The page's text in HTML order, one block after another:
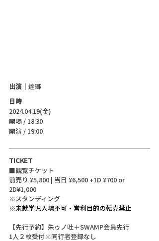
出演｜ 逹瑯
日時
2024.04.19(金)
開場 / 18:30
開演 / 19:00
TICKET
■観覧チケット
前売り ¥5,800 | 当日 ¥6,500 +1D ¥700 or
2D¥1,000
※スタンディング
※未就学児入場不可・営利目的の転売禁止
【先行予約】朱ゥノ吐＋SWAMP会員先行
1人２枚受付※同行者登録なし